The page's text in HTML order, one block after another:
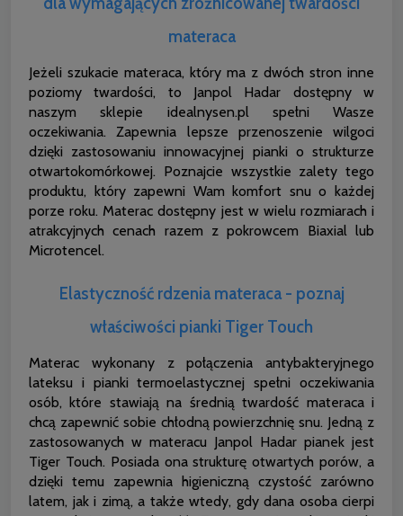
materaca
Jeżeli szukacie materaca, który ma z dwóch stron inne
poziomy twardości, to Janpol Hadar dostępny w
naszym sklepie idealnysen.pl spełni Wasze
oczekiwania. Zapewnia lepsze przenoszenie wilgoci
dzięki zastosowaniu innowacyjnej pianki o strukturze
otwartokomórkowej. Poznajcie wszystkie zalety tego
produktu, który zapewni Wam komfort snu o każdej
porze roku. Materac dostępny jest w wielu rozmiarach i
atrakcyjnych cenach razem z pokrowcem Biaxial lub
Microtencel.
Elastyczność rdzenia materaca - poznaj
właściwości pianki Tiger Touch
Materac wykonany z połączenia antybakteryjnego
lateksu i pianki termoelastycznej spełni oczekiwania
osób, które stawiają na średnią twardość materaca i
chcą zapewnić sobie chłodną powierzchnię snu. Jedną z
zastosowanych w materacu Janpol Hadar pianek jest
Tiger Touch. Posiada ona strukturę otwartych porów, a
dzięki temu zapewnia higieniczną czystość zarówno
latem, jak i zimą, a także wtedy, gdy dana osoba cierpi